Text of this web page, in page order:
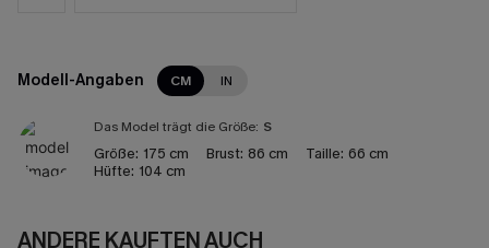
Modell-Angaben CM IN
Das Model trägt die Größe: S
Größe: 175 cm Brust: 86 cm Taille: 66 cm
Hüfte: 104 cm
ANDERE KAUFTEN AUCH